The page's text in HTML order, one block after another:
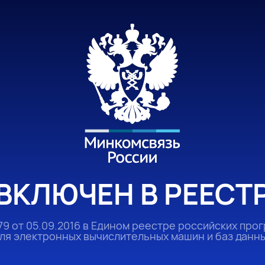
В
от 05.09.2016 в Едином реестре российских
электронных вычислительных машин и баз